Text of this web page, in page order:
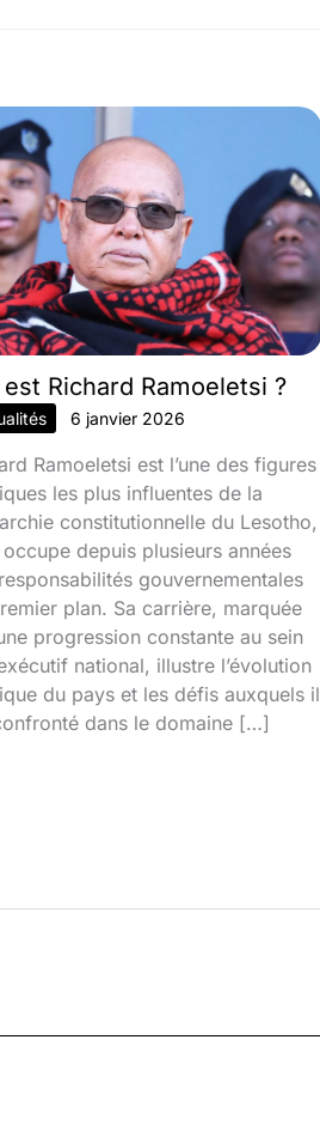
est Richard Ramoeletsi ?
6 janvier 2026
Ramoeletsi est l’une des figures
les plus influentes de la
constitutionnelle du Lesotho,
depuis plusieurs années
gouvernementales
plan. Sa carrière, marquée
progression constante au sein
national, illustre l’évolution
du pays et les défis auxquels il
dans le domaine […]